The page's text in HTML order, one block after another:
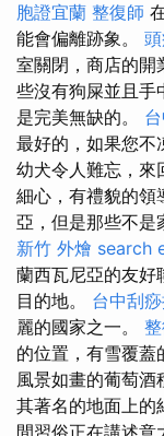
胞證宜蘭 整復師
能會偏離跡象。
室關閉，商店的開
些沒有狗屎並且手
是完美無缺的。
最好的，如果您不
幼犬令人難忘，來
細心，有禮貌的領
亞，但是那些不是
新竹 外燴 search
蘭西瓦尼亞的友好
目的地。 台中刮
麗的國家之一。
的位置，有雪覆蓋
風景如畫的葡萄酒
其著名的地面上的
間習俗正在講述意